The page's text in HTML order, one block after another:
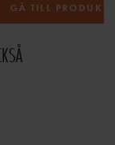
GÅ TILL PRODUKT